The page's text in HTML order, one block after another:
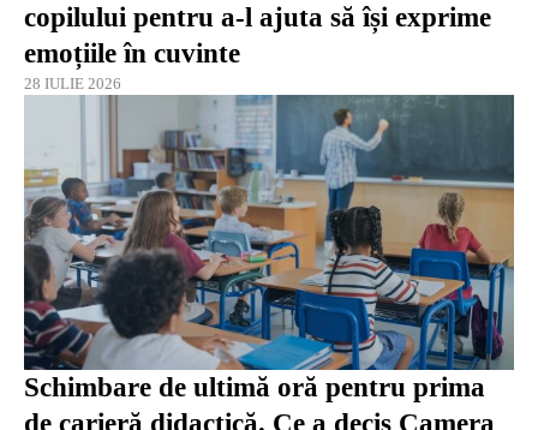
copilului pentru a-l ajuta să își exprime
emoțiile în cuvinte
28 IULIE 2026
Schimbare de ultimă oră pentru prima
de carieră didactică. Ce a decis Camera